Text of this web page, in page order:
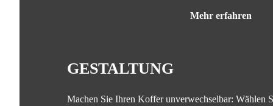
Mehr erfahren
GESTALTUNG
Machen Sie Ihren Koffer unverwechselbar: Wählen